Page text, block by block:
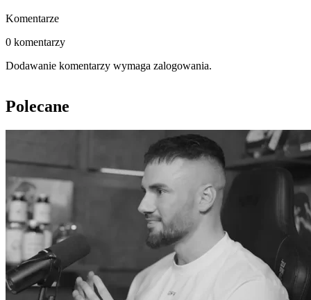
Komentarze
0 komentarzy
Dodawanie komentarzy wymaga zalogowania.
Polecane